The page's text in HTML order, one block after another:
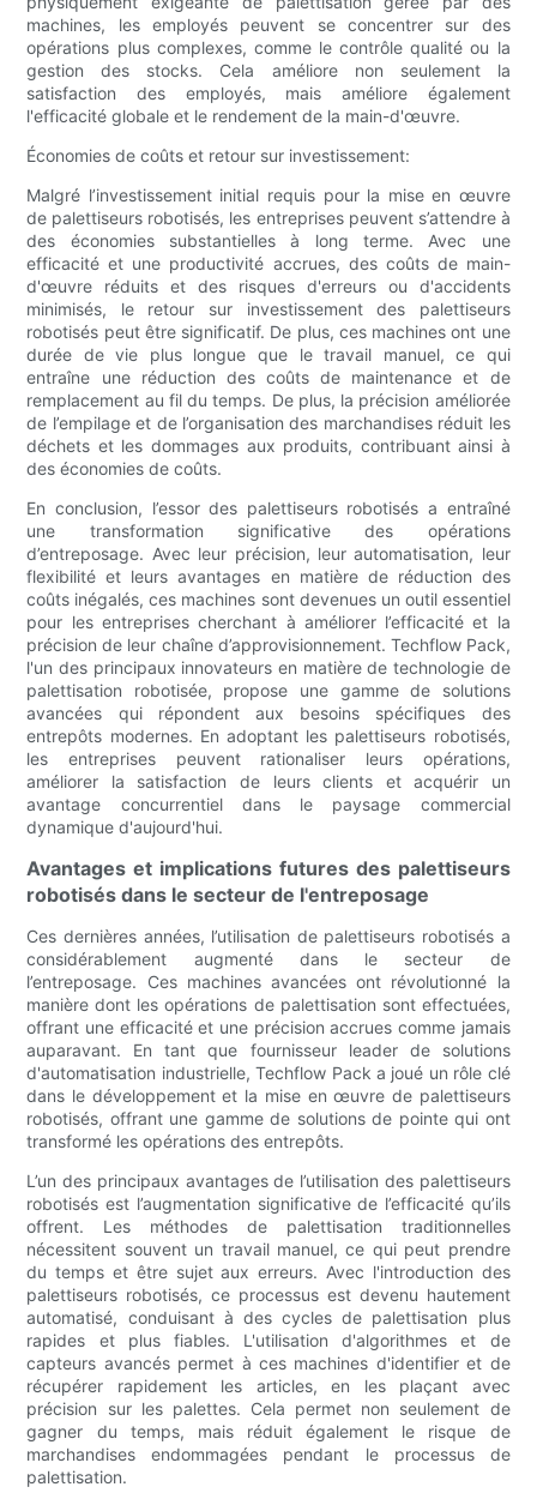
machines, les employés peuvent se concentrer sur des
opérations plus complexes, comme le contrôle qualité ou la
gestion des stocks. Cela améliore non seulement la
satisfaction des employés, mais améliore également
l'efficacité globale et le rendement de la main-d'œuvre.
Économies de coûts et retour sur investissement:
Malgré l’investissement initial requis pour la mise en œuvre
de palettiseurs robotisés, les entreprises peuvent s’attendre à
des économies substantielles à long terme. Avec une
efficacité et une productivité accrues, des coûts de main-
d'œuvre réduits et des risques d'erreurs ou d'accidents
minimisés, le retour sur investissement des palettiseurs
robotisés peut être significatif. De plus, ces machines ont une
durée de vie plus longue que le travail manuel, ce qui
entraîne une réduction des coûts de maintenance et de
remplacement au fil du temps. De plus, la précision améliorée
de l’empilage et de l’organisation des marchandises réduit les
déchets et les dommages aux produits, contribuant ainsi à
des économies de coûts.
En conclusion, l’essor des palettiseurs robotisés a entraîné
une transformation significative des opérations
d’entreposage. Avec leur précision, leur automatisation, leur
flexibilité et leurs avantages en matière de réduction des
coûts inégalés, ces machines sont devenues un outil essentiel
pour les entreprises cherchant à améliorer l’efficacité et la
précision de leur chaîne d’approvisionnement. Techflow Pack,
l'un des principaux innovateurs en matière de technologie de
palettisation robotisée, propose une gamme de solutions
avancées qui répondent aux besoins spécifiques des
entrepôts modernes. En adoptant les palettiseurs robotisés,
les entreprises peuvent rationaliser leurs opérations,
améliorer la satisfaction de leurs clients et acquérir un
avantage concurrentiel dans le paysage commercial
dynamique d'aujourd'hui.
Avantages et implications futures des palettiseurs
robotisés dans le secteur de l'entreposage
Ces dernières années, l’utilisation de palettiseurs robotisés a
considérablement augmenté dans le secteur de
l’entreposage. Ces machines avancées ont révolutionné la
manière dont les opérations de palettisation sont effectuées,
offrant une efficacité et une précision accrues comme jamais
auparavant. En tant que fournisseur leader de solutions
d'automatisation industrielle, Techflow Pack a joué un rôle clé
dans le développement et la mise en œuvre de palettiseurs
robotisés, offrant une gamme de solutions de pointe qui ont
transformé les opérations des entrepôts.
L’un des principaux avantages de l’utilisation des palettiseurs
robotisés est l’augmentation significative de l’efficacité qu’ils
offrent. Les méthodes de palettisation traditionnelles
nécessitent souvent un travail manuel, ce qui peut prendre
du temps et être sujet aux erreurs. Avec l'introduction des
palettiseurs robotisés, ce processus est devenu hautement
automatisé, conduisant à des cycles de palettisation plus
rapides et plus fiables. L'utilisation d'algorithmes et de
capteurs avancés permet à ces machines d'identifier et de
récupérer rapidement les articles, en les plaçant avec
précision sur les palettes. Cela permet non seulement de
gagner du temps, mais réduit également le risque de
marchandises endommagées pendant le processus de
palettisation.